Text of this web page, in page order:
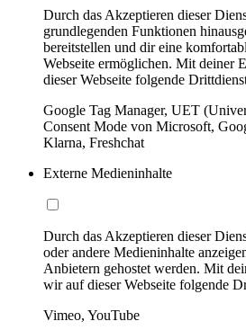
Durch das Akzeptieren dieser
grundlegenden Funktionen
bereitstellen und dir eine
Webseite ermöglichen. Mit deiner
dieser Webseite folgende
Google Tag Manager, UET
Consent Mode von Microsoft,
Klarna, Freshchat
Externe Medieninhalte
Durch das Akzeptieren dieser
oder andere Medieninhalte
Anbietern gehostet werden. Mit
wir auf dieser Webseite folgende
Vimeo, YouTube